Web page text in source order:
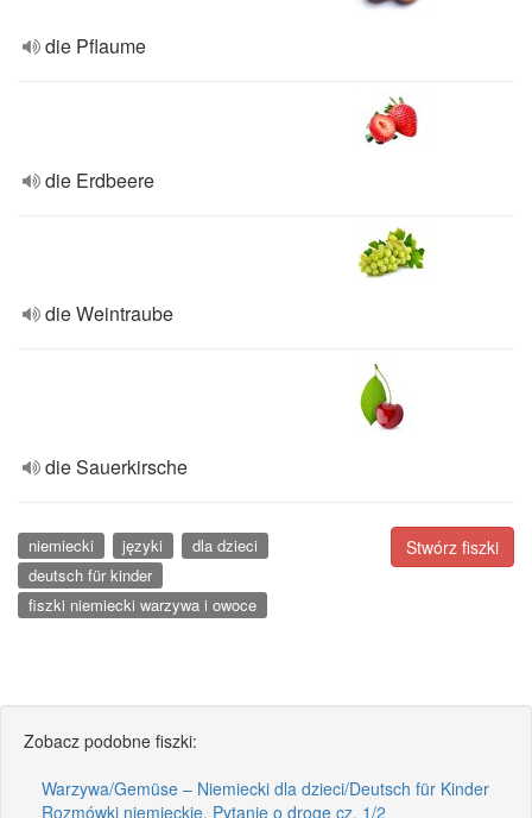
die Pflaume
die Erdbeere
die Weintraube
die Sauerkirsche
Stwórz fiszki
niemiecki języki
dla dzieci
deutsch für kinder
fiszki niemiecki warzywa i owoce
Zobacz podobne fiszki:
Warzywa/Gemüse – Niemiecki dla dzieci/Deutsch für Kinder
Rozmówki niemieckie. Pytanie o drogę cz. 1/2